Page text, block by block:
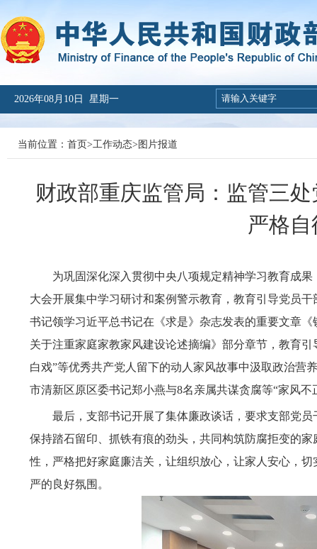
2026年08月10日 星期一
当前位置： 首页>工作动态> 图片报道
财政部重庆监管局：监管三
严格
为巩固深化深入贯彻中央八项规定精神学习教育成
大会开展集中学习研讨和案例警示教育，教育引导党员
书记领学习近平总书记在《求是》杂志发表的重要文章
关于注重家庭家教家风建设论述摘编》部分章节，教育
白戏”等优秀共产党人留下的动人家风故事中汲取政治营
市清新区原区委书记郑小燕与8名亲属共谋贪腐等“家风
最后，支部书记开展了集体廉政谈话，要求支部党
保持踏石留印、抓铁有痕的劲头，共同构筑防腐拒变的
性，严格把好家庭廉洁关，让组织放心，让家人安心，
严的良好氛围。